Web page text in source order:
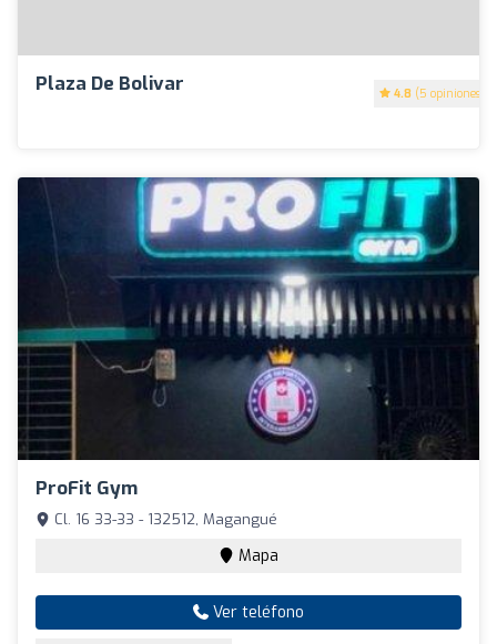
Plaza De Bolivar 4.8 (5 opiniones)
ProFit Gym
Cl. 16 33-33 - 132512, Magangué
Mapa
Ver teléfono